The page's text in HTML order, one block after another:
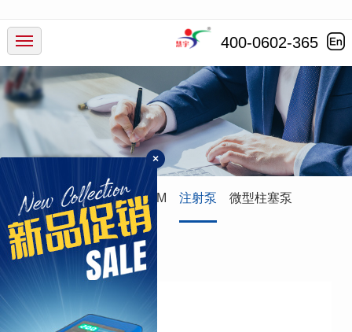
400-0602-365
产品中心
行业应用
服务支持
走进慧宇
蠕动泵 灌装系统 ODM 注射泵 微型柱塞泵
×